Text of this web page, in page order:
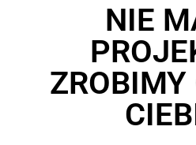
NIE
ZROBIMY